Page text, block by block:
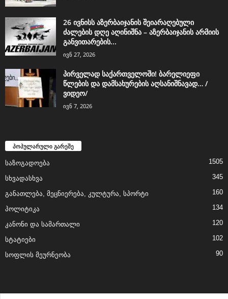
26 ივნისს აზერბაიჯანის შეიარაღებული
ძალების დღე აღინიშნა – აზერბაიჯანის არმიის
განვითარების...
ივნ 27, 2026
პირველად საქართველოში! ბარელიეფი
წლების და დამსახურების აღსანიშნავად… /
ვიდეო/
ივნ 7, 2026
პოპულარული გარეშე
საზოგადოება 1505
სხვადასხვა 345
განათლება, მეცნიერება, კულტურა, სპორტი 160
პოლიტიკა 134
კანონი და სამართალი 120
სტატიები 102
სოფლის მეურნეობა 90